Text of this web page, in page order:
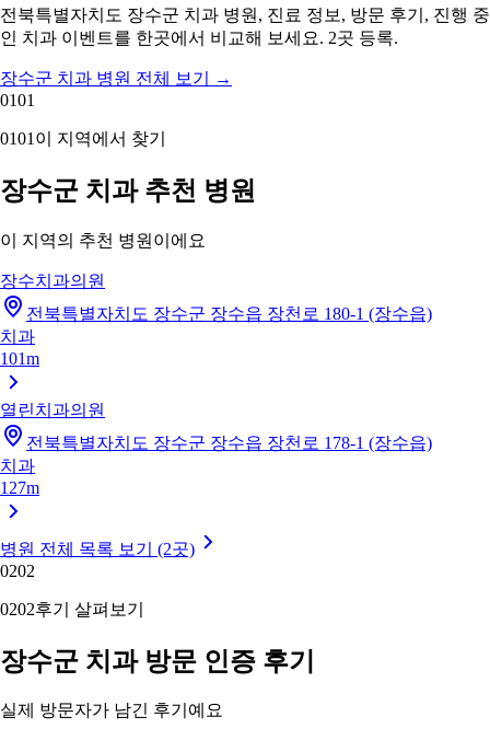
전북특별자치도 장수군 치과 병원, 진료 정보, 방문 후기, 진행 중
인 치과 이벤트를 한곳에서 비교해 보세요. 2곳 등록.
장수군 치과 병원 전체 보기
→
0101
0101 이 지역에서 찾기
장수군 치과 추천 병원
이 지역의 추천 병원이에요
장수치과의원
전북특별자치도 장수군 장수읍 장천로 180-1 (장수읍)
치과
101m
열린치과의원
전북특별자치도 장수군 장수읍 장천로 178-1 (장수읍)
치과
127m
병원 전체 목록 보기 (2곳)
0202
0202후기 살펴보기
장수군 치과 방문 인증 후기
실제 방문자가 남긴 후기예요